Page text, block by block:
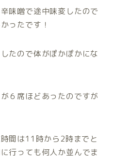
味噌で途中味変したので
ったです！
たので体がぽかぽかにな
６席ほどあったのですが
間は11時から2時までと
行っても何人か並んでま